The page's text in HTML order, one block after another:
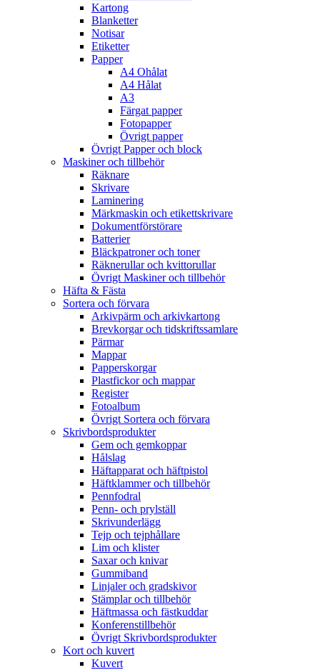
Kartong
Blanketter
Notisar
Etiketter
Papper
A4 Ohålat
A4 Hålat
A3
Färgat papper
Fotopapper
Övrigt papper
Övrigt Papper och block
Maskiner och tillbehör
Räknare
Skrivare
Laminering
Märkmaskin och etikettskrivare
Dokumentförstörare
Batterier
Bläckpatroner och toner
Räknerullar och kvittorullar
Övrigt Maskiner och tillbehör
Häfta & Fästa
Sortera och förvara
Arkivpärm och arkivkartong
Brevkorgar och tidskriftssamlare
Pärmar
Mappar
Papperskorgar
Plastfickor och mappar
Register
Fotoalbum
Övrigt Sortera och förvara
Skrivbordsprodukter
Gem och gemkoppar
Hålslag
Häftapparat och häftpistol
Häftklammer och tillbehör
Pennfodral
Penn- och prylställ
Skrivunderlägg
Tejp och tejphållare
Lim och klister
Saxar och knivar
Gummiband
Linjaler och gradskivor
Stämplar och tillbehör
Häftmassa och fästkuddar
Konferenstillbehör
Övrigt Skrivbordsprodukter
Kort och kuvert
Kuvert